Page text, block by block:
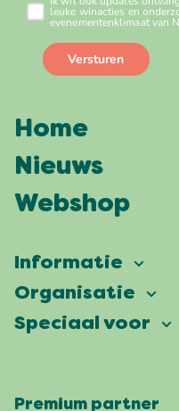
Home
Nieuws
Webshop
Informatie
Vierdaagsefeesten
Veelgestelde vragen
Organisatie
Onze ambitie
Speciaal voor
Premium partner